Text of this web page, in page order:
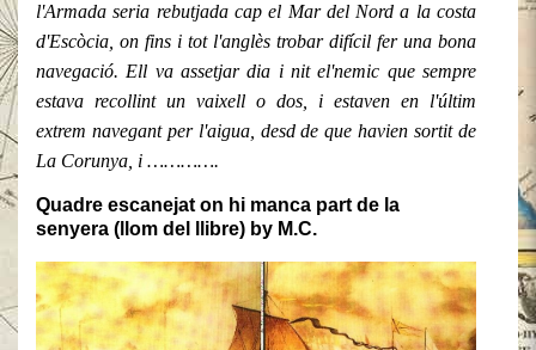
l'Armada seria rebutjada cap el Mar del Nord a la costa
d'Escòcia, on fins i tot l'anglès trobar difícil fer una bona
navegació. Ell va assetjar dia i nit el'nemic que sempre
estava recollint un vaixell o dos, i estaven en l'últim
extrem navegant per l'aigua, desd de que havien sortit de
La Corunya, i ………….
Quadre escanejat on hi manca part de la
senyera (llom del llibre) by M.C.